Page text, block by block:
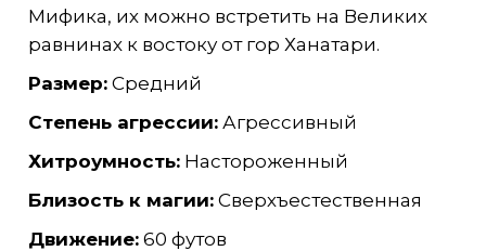
Мифика, их можно встретить на Великих
равнинах к востоку от гор Ханатари.
Размер:Средний
Степень агрессии:Агрессивный
Хитроумность:Настороженный
Близость к магии:Сверхъестественная
Движение:60 футов